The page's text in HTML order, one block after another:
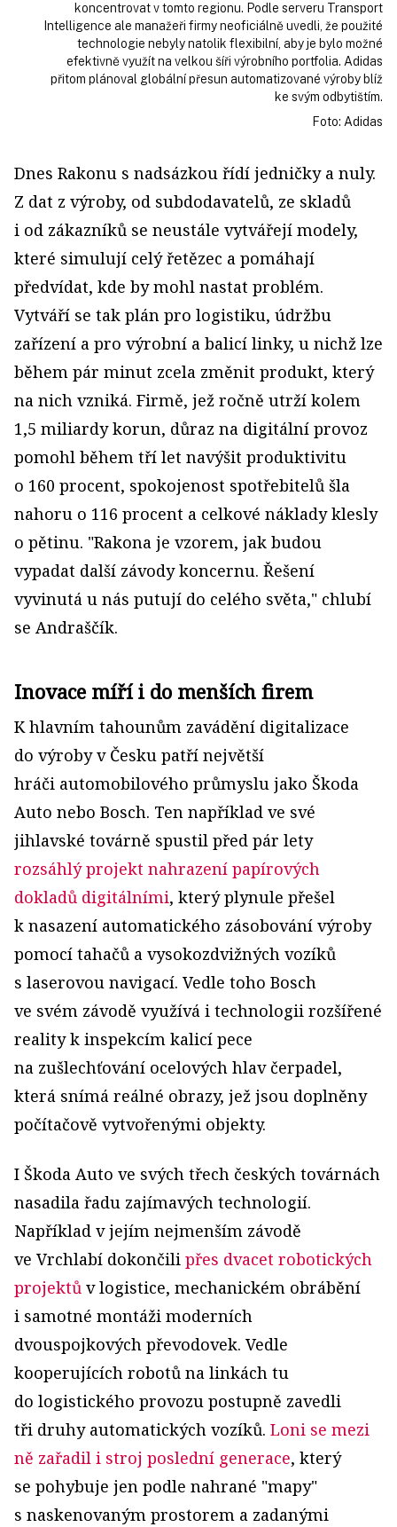
koncentrovat v tomto regionu. Podle serveru Transport
Intelligence ale manažeři firmy neoficiálně uvedli, že použité
technologie nebyly natolik flexibilní, aby je bylo možné
efektivně využít na velkou šíři výrobního portfolia. Adidas
přitom plánoval globální přesun automatizované výroby blíž
ke svým odbytištím.
Foto: Adidas
Dnes Rakonu s nadsázkou řídí jedničky a nuly.
Z dat z výroby, od subdodavatelů, ze skladů
i od zákazníků se neustále vytvářejí modely,
které simulují celý řetězec a pomáhají
předvídat, kde by mohl nastat problém.
Vytváří se tak plán pro logistiku, údržbu
zařízení a pro výrobní a balicí linky, u nichž lze
během pár minut zcela změnit produkt, který
na nich vzniká. Firmě, jež ročně utrží kolem
1,5 miliardy korun, důraz na digitální provoz
pomohl během tří let navýšit produktivitu
o 160 procent, spokojenost spotřebitelů šla
nahoru o 116 procent a celkové náklady klesly
o pětinu. "Rakona je vzorem, jak budou
vypadat další závody koncernu. Řešení
vyvinutá u nás putují do celého světa," chlubí
se Andraščík.
Inovace míří i do menších firem
K hlavním tahounům zavádění digitalizace
do výroby v Česku patří největší
hráči automobilového průmyslu jako Škoda
Auto nebo Bosch. Ten například ve své
jihlavské továrně spustil před pár lety
rozsáhlý projekt nahrazení papírových
dokladů digitálními, který plynule přešel
k nasazení automatického zásobování výroby
pomocí tahačů a vysokozdvižných vozíků
s laserovou navigací. Vedle toho Bosch
ve svém závodě využívá i technologii rozšířené
reality k inspekcím kalicí pece
na zušlechťování ocelových hlav čerpadel,
která snímá reálné obrazy, jež jsou doplněny
počítačově vytvořenými objekty.
I Škoda Auto ve svých třech českých továrnách
nasadila řadu zajímavých technologií.
Například v jejím nejmenším závodě
ve Vrchlabí dokončili přes dvacet robotických
projektů v logistice, mechanickém obrábění
i samotné montáži moderních
dvouspojkových převodovek. Vedle
kooperujících robotů na linkách tu
do logistického provozu postupně zavedli
tři druhy automatických vozíků. Loni se mezi
ně zařadil i stroj poslední generace, který
se pohybuje jen podle nahrané "mapy"
s naskenovaným prostorem a zadanými